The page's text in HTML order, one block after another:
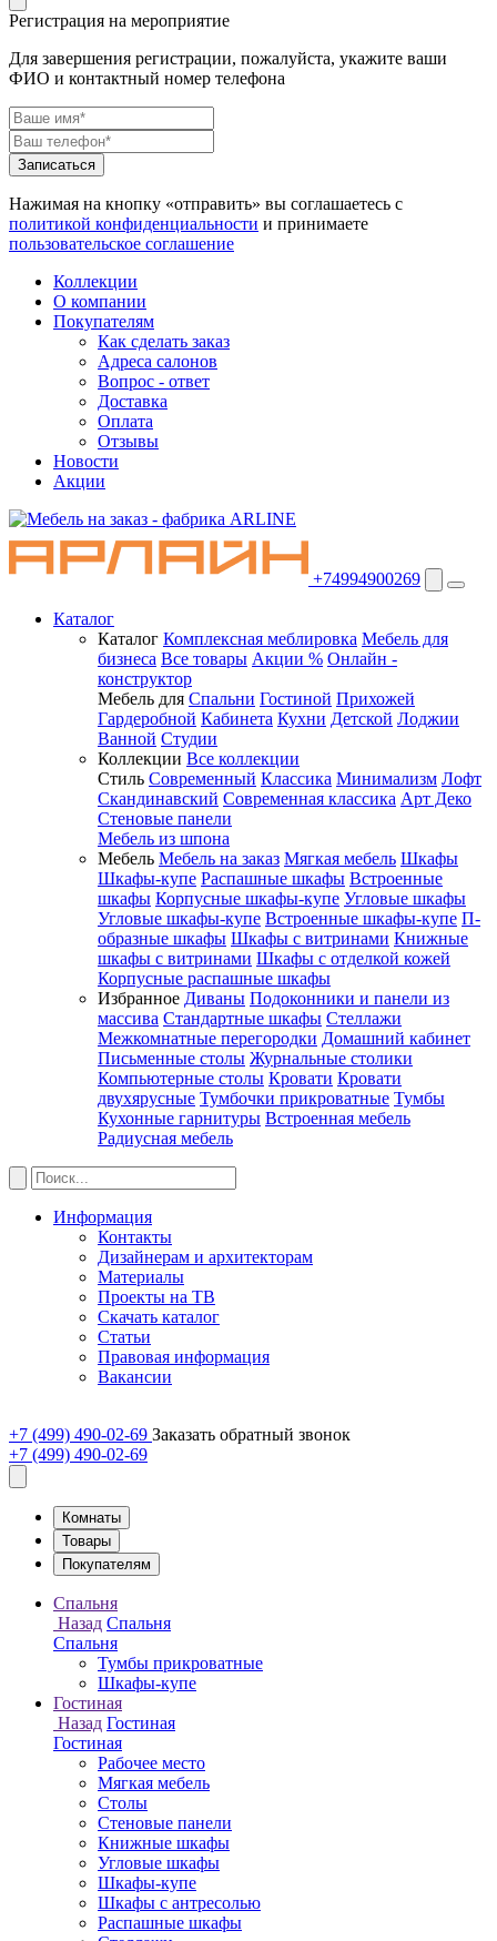
Регистрация на мероприятие
Для завершения регистрации, пожалуйста, укажите ваши
ФИО и контактный номер телефона
Нажимая на кнопку «отправить» вы соглашаетесь с
политикой конфиденциальности и принимаете
пользовательское соглашение
Коллекции
О компании
Покупателям
Как сделать заказ
Адреса салонов
Вопрос - ответ
Доставка
Оплата
Отзывы
Новости
Акции
+74994900269
Каталог
Каталог Комплексная меблировка Мебель для
бизнеса Все товары Акции % Онлайн -
конструктор
Мебель для Спальни Гостиной Прихожей
Гардеробной Кабинета Кухни Детской Лоджии
Ванной Студии
Коллекции Все коллекции
Стиль Современный Классика Минимализм Лофт
Скандинавский Современная классика Арт Деко
Стеновые панели
Мебель из шпона
Мебель Мебель на заказ Мягкая мебель Шкафы
Шкафы-купе Распашные шкафы Встроенные
шкафы Корпусные шкафы-купе Угловые шкафы
Угловые шкафы-купе Встроенные шкафы-купе П-
образные шкафы Шкафы с витринами Книжные
шкафы с витринами Шкафы c отделкой кожей
Корпусные распашные шкафы
Избранное Диваны Подоконники и панели из
массива Стандартные шкафы Стеллажи
Межкомнатные перегородки Домашний кабинет
Письменные столы Журнальные столики
Компьютерные столы Кровати Кровати
двухярусные Тумбочки прикроватные Тумбы
Кухонные гарнитуры Встроенная мебель
Радиусная мебель
Информация
Контакты
Дизайнерам и архитекторам
Материалы
Проекты на ТВ
Скачать каталог
Статьи
Правовая информация
Вакансии
+7 (499) 490-02-69 Заказать обратный звонок
+7 (499) 490-02-69